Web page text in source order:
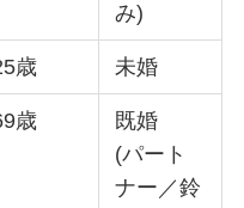
み)
歳 未婚
歳
既婚
(パート
ナー／鈴